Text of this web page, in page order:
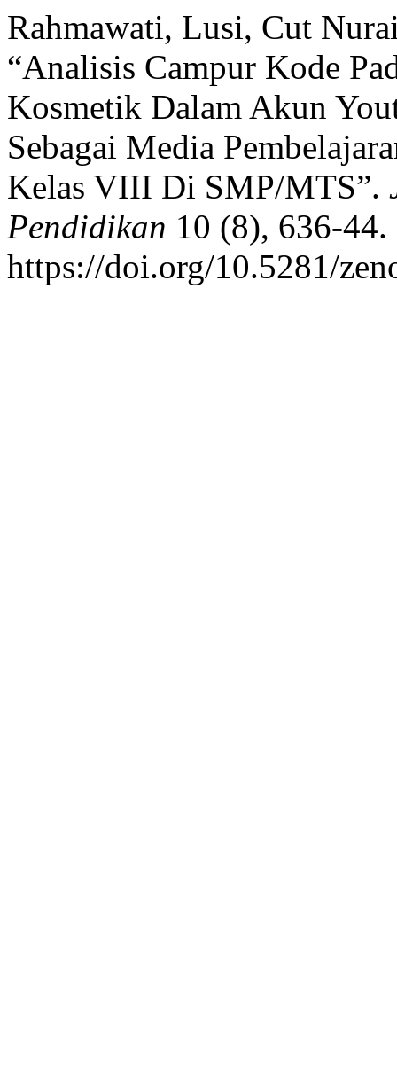
Rahmawati, Lusi, Cut
“Analisis Campur Kode
Kosmetik Dalam Akun
Sebagai Media
Kelas VIII Di SMP/MTS”.
Pendidikan 10 (8), 636-44.
https://doi.org/10.5281/